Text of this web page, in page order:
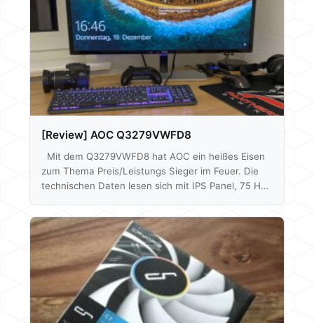
[Review] AOC Q3279VWFD8
Mit dem Q3279VWFD8 hat AOC ein heißes Eisen
zum Thema Preis/Leistungs Sieger im Feuer. Die
technischen Daten lesen sich mit IPS Panel, 75 Hz,
gut. Alles in einem Paket zusammengeschnürt zu
einem Preis von aktuell um die 180€ laut Geizhals.
Ob der Monitor aber auch abliefert, werden wir
herausfinden. Mittels Spyder 5 können wir auch auf
die Bildqualität, Farbabweichung etc. eingehen und
auch schauen was eine Farbkalibrierung…